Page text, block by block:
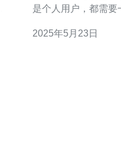
是个人用户，都需要
器，在网络攻击和恶
2025年5月23日